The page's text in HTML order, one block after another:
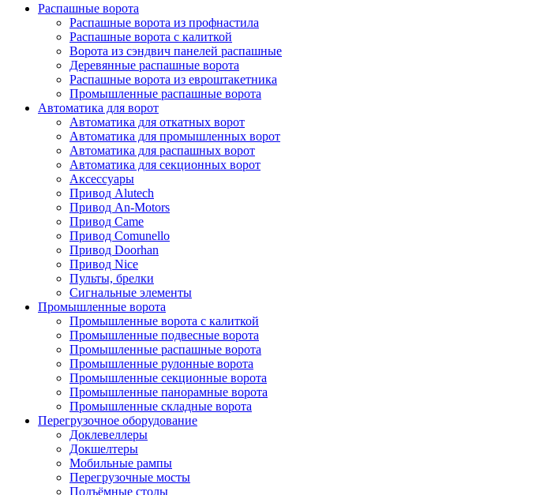
Распашные ворота
Распашные ворота из профнастила
Распашные ворота с калиткой
Ворота из сэндвич панелей распашные
Деревянные распашные ворота
Распашные ворота из евроштакетника
Промышленные распашные ворота
Автоматика для ворот
Автоматика для откатных ворот
Автоматика для промышленных ворот
Автоматика для распашных ворот
Автоматика для секционных ворот
Аксессуары
Привод Alutech
Привод An-Motors
Привод Came
Привод Comunello
Привод Doorhan
Привод Nice
Пульты, брелки
Сигнальные элементы
Промышленные ворота
Промышленные ворота с калиткой
Промышленные подвесные ворота
Промышленные распашные ворота
Промышленные рулонные ворота
Промышленные секционные ворота
Промышленные панорамные ворота
Промышленные складные ворота
Перегрузочное оборудование
Доклевеллеры
Докшелтеры
Мобильные рампы
Перегрузочные мосты
Подъёмные столы